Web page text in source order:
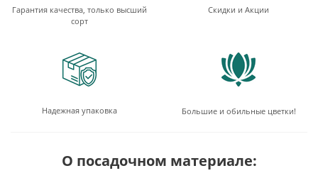
Гарантия качества, только высший
сорт
Скидки и Акции
Надежная упаковка Большие и обильные цветки!
О посадочном материале: